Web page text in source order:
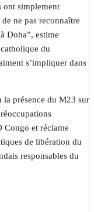
ont simplement
ne pas reconnaître
Doha”, estime
du
s’impliquer dans
la présence du M23 sur
Congo et réclame
de libération du
responsables du